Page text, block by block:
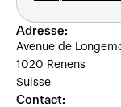
Adresse:
Avenue de
1020 Renens
Suisse
Contact: